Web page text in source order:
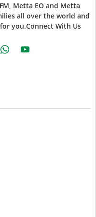
Metta EO and Metta
all over the world and
you.Connect With Us
whatsappyoutube